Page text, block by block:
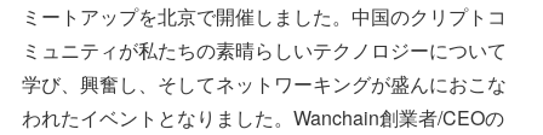
ミートアップを北京で開催しました。中国のクリプトコ
ミュニティが私たちの素晴らしいテクノロジーについて
学び、興奮し、そしてネットワーキングが盛んにおこな
われたイベントとなりました。Wanchain創業者/CEOの